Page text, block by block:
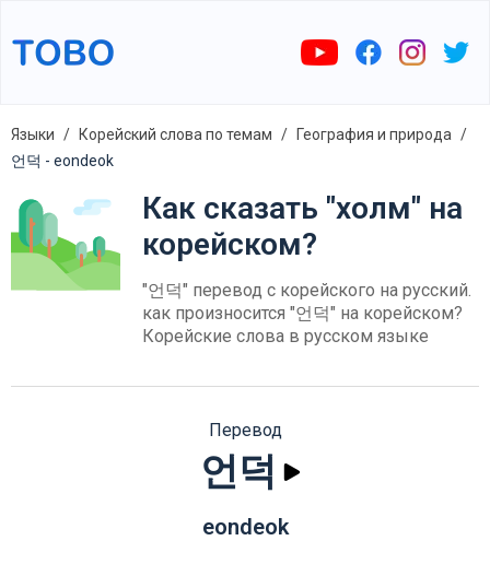
Языки Корейский слова по темам
География и природа
언덕 - eondeok
Как сказать "холм" на
корейском?
"언덕" перевод с корейского на русский.
как произносится "언덕" на корейском?
Корейские слова в русском языке
Перевод
언덕
eondeok